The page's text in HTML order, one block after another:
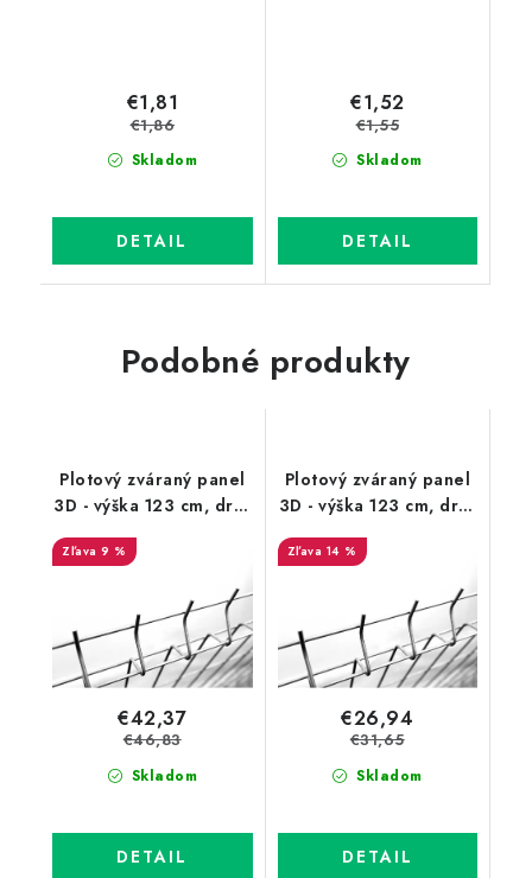
Skladom
€1,81
€1,86
DETAIL
Skladom
€1,52
€1,55
DETAIL
Podobné produkty
Plotový zváraný panel
3D - výška 123 cm, drôt
5 mm, Zn
9 %
Skladom
€42,37
€46,83
DETAIL
Plotový zváraný panel
3D - výška 123 cm, drôt
4 mm, Zn
14 %
Skladom
€26,94
€31,65
DETAIL